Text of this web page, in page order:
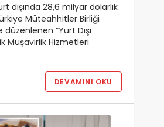
dışında 28,6 milyar dolarlık
Müteahhitler Birliği
“Yurt Dışı
Müşavirlik Hizmetleri
DEVAMINI OKU